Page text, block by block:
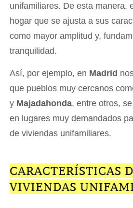
unifamiliares. De esta manera,
hogar que se ajusta a sus
como mayor amplitud y,
tranquilidad.
Así, por ejemplo, en Madrid
que pueblos muy cercanos
y Majadahonda, entre otros,
en lugares muy demandados
de viviendas unifamiliares.
CARACTERÍSTICAS
VIVIENDAS